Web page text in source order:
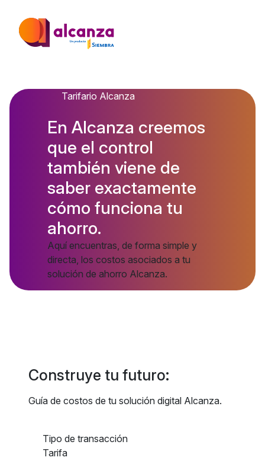
Tarifario Alcanza
En Alcanza creemos
que el control
también viene de
saber exactamente
cómo funciona tu
ahorro.
Aquí encuentras, de forma simple y
directa, los costos asociados a tu
solución de ahorro Alcanza.
Construye tu futuro:
Guía de costos de tu solución digital Alcanza.
Tipo de transacción
Tarifa